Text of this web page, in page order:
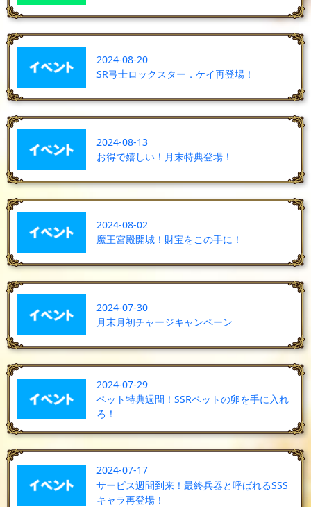
2024-08-20
SR弓士ロックスター．ケイ再登場！
2024-08-13
お得で嬉しい！月末特典登場！
2024-08-02
魔王宮殿開城！財宝をこの手に！
2024-07-30
月末月初チャージキャンペーン
2024-07-29
ペット特典週間！SSRペットの卵を手に入れ
ろ！
2024-07-17
サービス週間到来！最終兵器と呼ばれるSSS
キャラ再登場！